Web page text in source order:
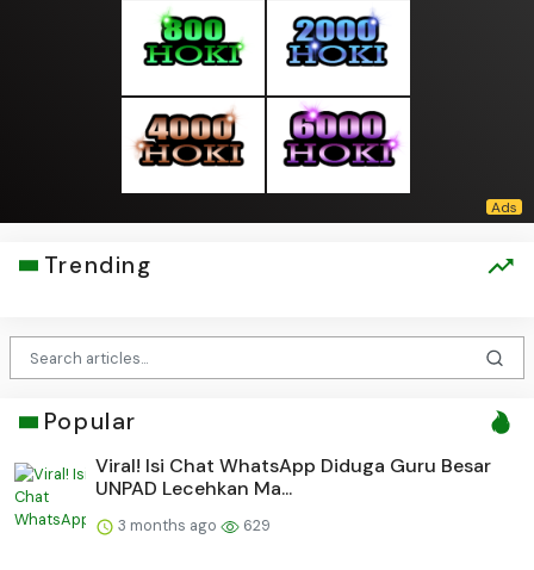
Trending
Popular
Viral! Isi Chat WhatsApp Diduga Guru Besar
UNPAD Lecehkan Ma...
3 months ago 629